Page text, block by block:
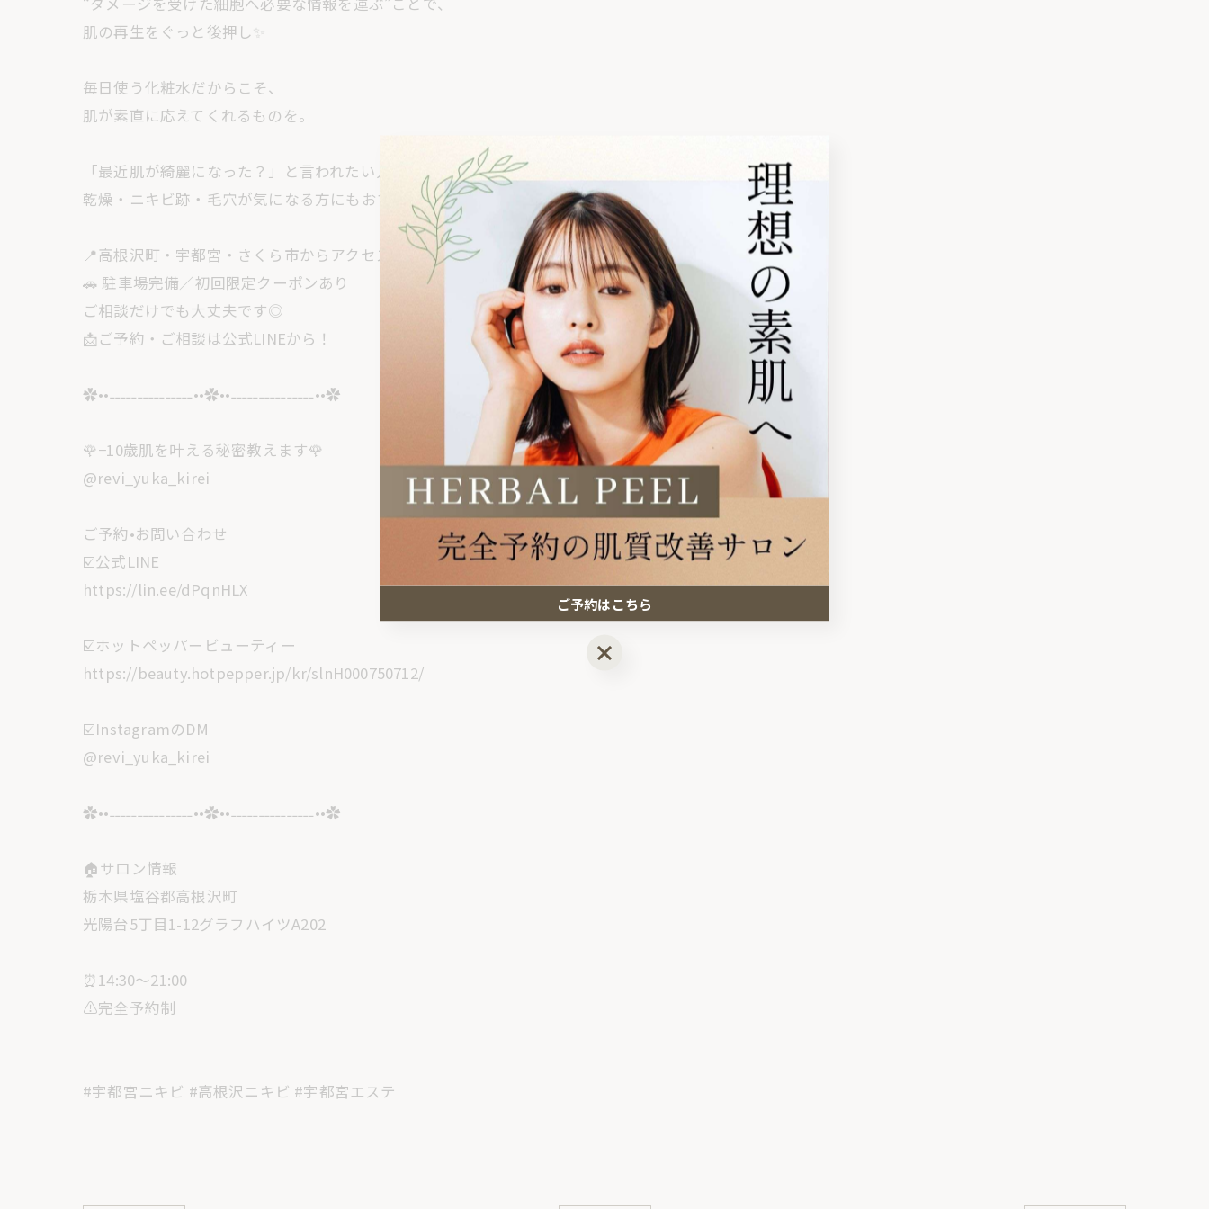
肌の再生をぐっと後押し✨
毎日使う化粧水だからこそ、
肌が素直に応えてくれるものを。
「最近肌が綺麗になった？」と言われたい人へ💛
乾燥・ニキビ跡・毛穴が気になる方にもおすすめです！
📍高根沢町・宇都宮・さくら市からアクセス便利
🚗 駐車場完備／初回限定クーポンあり
ご相談だけでも大丈夫です◎
📩ご予約・ご相談は公式LINEから！
✿••˗˗˗˗˗˗˗˗˗˗˗˗˗˗˗••✿••˗˗˗˗˗˗˗˗˗˗˗˗˗˗˗••✿
🌹−10歳肌を叶える秘密教えます🌹
@revi_yuka_kirei
ご予約•お問い合わせ
☑️公式LINE
https://lin.ee/dPqnHLX
☑️ホットペッパービューティー
https://beauty.hotpepper.jp/kr/slnH000750712/
☑️InstagramのDM
@revi_yuka_kirei
✿••˗˗˗˗˗˗˗˗˗˗˗˗˗˗˗••✿••˗˗˗˗˗˗˗˗˗˗˗˗˗˗˗••✿
🏠サロン情報
栃木県塩谷郡高根沢町
光陽台5丁目1-12グラフハイツA202
⏰14:30〜21:00
⚠️完全予約制
#宇都宮ニキビ #高根沢ニキビ #宇都宮エステ
ご予約はこちら
ご予約はこちら